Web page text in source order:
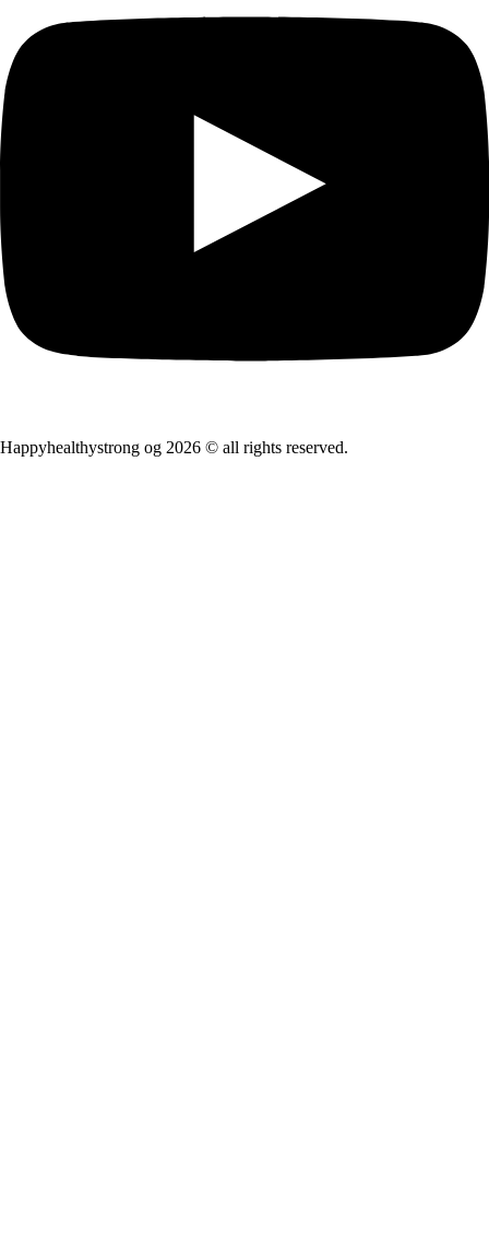
Happyhealthystrong og 2026 © all rights reserved.